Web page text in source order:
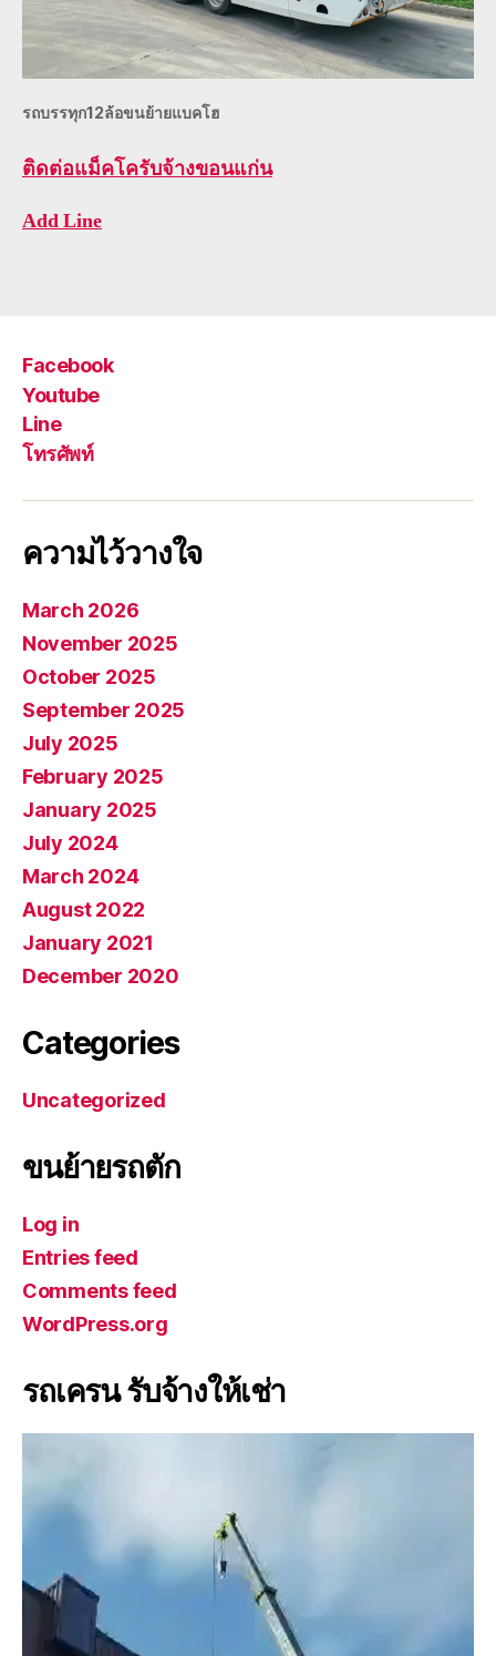
รถบรรทุก12ล้อขนย้ายแบคโฮ
ติดต่อแม็คโครับจ้างขอนแก่น
Add Line
Facebook
Youtube
Line
โทรศัพท์
ความไว้วางใจ
March 2026
November 2025
October 2025
September 2025
July 2025
February 2025
January 2025
July 2024
March 2024
August 2022
January 2021
December 2020
Categories
Uncategorized
ขนย้ายรถตัก
Log in
Entries feed
Comments feed
WordPress.org
รถเครน รับจ้างให้เช่า
l